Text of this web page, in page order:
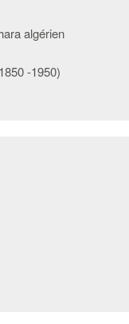
algérien
-1950)